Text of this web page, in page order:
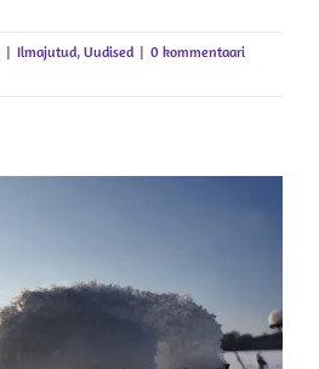
| Ilmajutud, Uudised | 0 kommentaari